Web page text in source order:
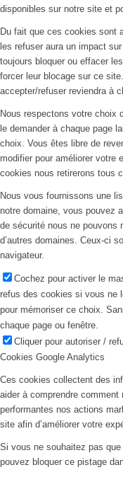
disponibles sur notre site et
Du fait que ces cookies sont
les refuser aura un impact
toujours bloquer ou effacer
forcer leur blocage sur ce
accepter/refuser reviendra à
Nous respectons votre choix
le demander à chaque page
choix. Vous êtes libre de
modifier pour améliorer votre
cookies nous retirerons tous
Nous vous fournissons une
notre domaine, vous pouvez
de sécurité nous ne pouvons
d’autres domaines. Ceux-ci
navigateur.
Cochez pour activer le
refus des cookies si vous ne
pour mémoriser ce choix.
chaque page ou fenêtre.
Cliquer pour autoriser /
Cookies Google Analytics
Ces cookies collectent des
aider à comprendre
performantes nos actions
site afin d’améliorer votre
Si vous ne souhaitez pas
pouvez bloquer ce pistage